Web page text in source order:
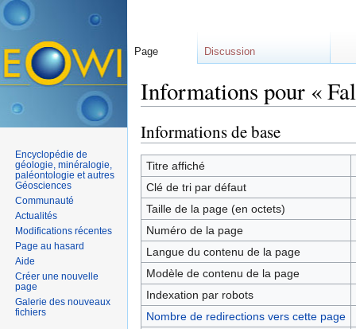
Informations pour «
Informations de base
Titre affiché
Clé de tri par défaut
Taille de la page (en octets)
Numéro de la page
Langue du contenu de la page
Modèle de contenu de la page
Indexation par robots
Nombre de redirections vers cette page
Page Discussion
Encyclopédie de
géologie, minéralogie,
paléontologie et autres
Géosciences
Communauté
Actualités
Modifications récentes
Page au hasard
Aide
Créer une nouvelle
page
Galerie des nouveaux
fichiers